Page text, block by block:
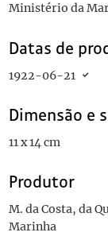
Ministério da
Datas de
1922-06-21
Dimensão e
11 x 14 cm
Produtor
M. da Costa, da
Marinha